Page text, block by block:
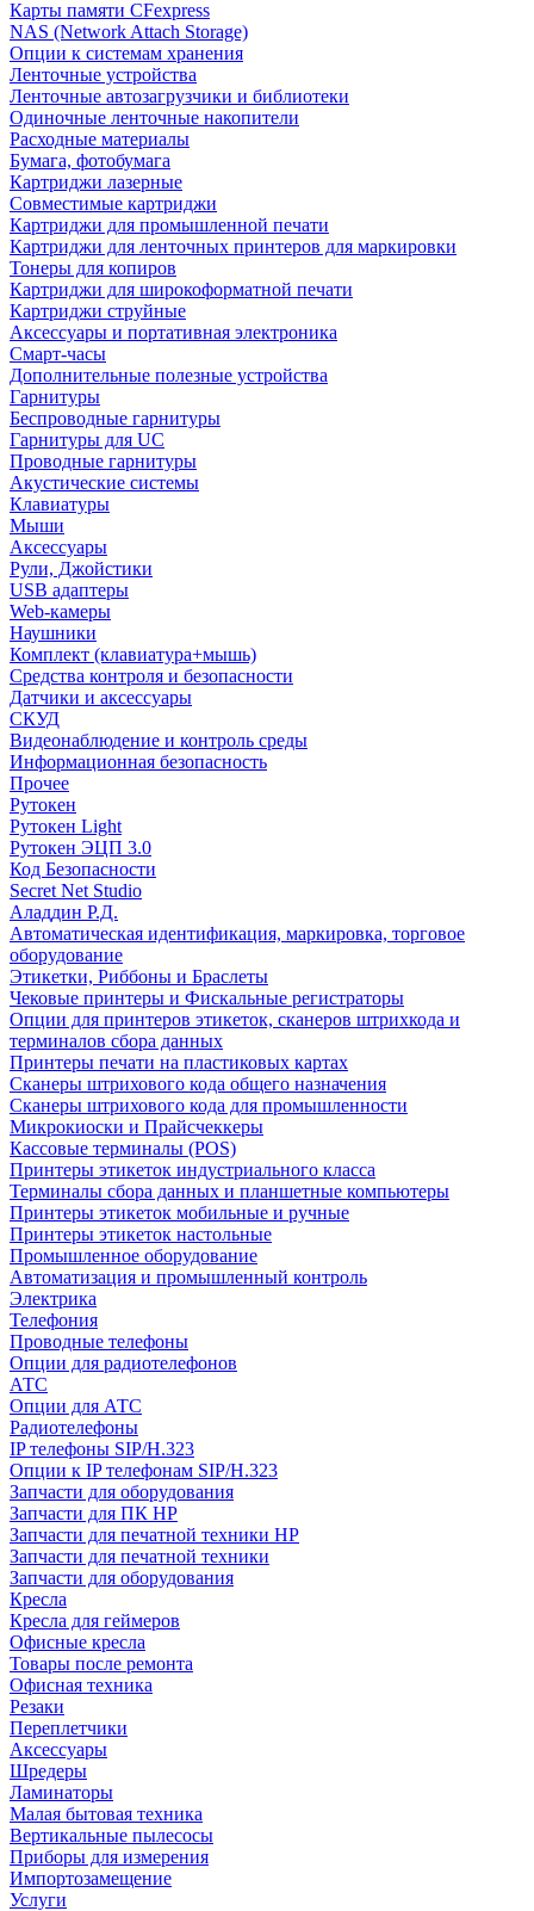
Карты памяти CFexpress
NAS (Network Attach Storage)
Опции к системам хранения
Ленточные устройства
Ленточные автозагрузчики и библиотеки
Одиночные ленточные накопители
Расходные материалы
Бумага, фотобумага
Картриджи лазерные
Совместимые картриджи
Картриджи для промышленной печати
Картриджи для ленточных принтеров для маркировки
Тонеры для копиров
Картриджи для широкоформатной печати
Картриджи струйные
Аксессуары и портативная электроника
Смарт-часы
Дополнительные полезные устройства
Гарнитуры
Беспроводные гарнитуры
Гарнитуры для UC
Проводные гарнитуры
Акустические системы
Клавиатуры
Мыши
Аксессуары
Рули, Джойстики
USB адаптеры
Web-камеры
Наушники
Комплект (клавиатура+мышь)
Средства контроля и безопасности
Датчики и аксессуары
СКУД
Видеонаблюдение и контроль среды
Информационная безопасность
Прочее
Рутокен
Рутокен Light
Рутокен ЭЦП 3.0
Код Безопасности
Secret Net Studio
Аладдин Р.Д.
Автоматическая идентификация, маркировка, торговое
оборудование
Этикетки, Риббоны и Браслеты
Чековые принтеры и Фискальные регистраторы
Опции для принтеров этикеток, сканеров штрихкода и
терминалов сбора данных
Принтеры печати на пластиковых картах
Сканеры штрихового кода общего назначения
Сканеры штрихового кода для промышленности
Микрокиоски и Прайсчеккеры
Кассовые терминалы (POS)
Принтеры этикеток индустриального класса
Терминалы сбора данных и планшетные компьютеры
Принтеры этикеток мобильные и ручные
Принтеры этикеток настольные
Промышленное оборудование
Автоматизация и промышленный контроль
Электрика
Телефония
Проводные телефоны
Опции для радиотелефонов
АТС
Опции для АТС
Радиотелефоны
IP телефоны SIP/H.323
Опции к IP телефонам SIP/H.323
Запчасти для оборудования
Запчасти для ПК HP
Запчасти для печатной техники HP
Запчасти для печатной техники
Запчасти для оборудования
Кресла
Кресла для геймеров
Офисные кресла
Товары после ремонта
Офисная техника
Резаки
Переплетчики
Аксессуары
Шредеры
Ламинаторы
Малая бытовая техника
Вертикальные пылесосы
Приборы для измерения
Импортозамещение
Услуги